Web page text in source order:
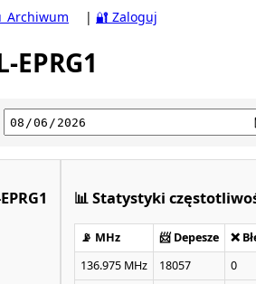
Archiwum | 🔐 Zaloguj
EPRG1
📊 Statystyki
📡 MHz 📨 Depesze
❌
136.975 MHz
18057
0